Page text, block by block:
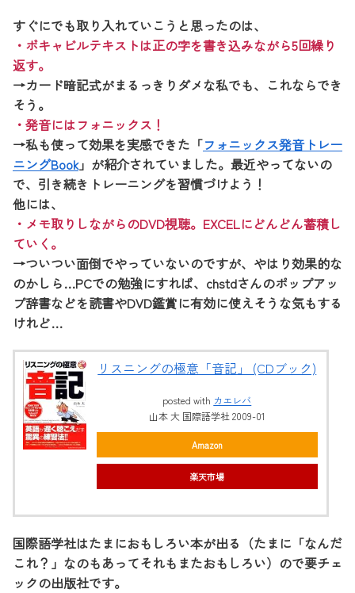
すぐにでも取り入れていこうと思ったのは、
・ボキャビルテキストは正の字を書き込みながら5回繰り
返す。
→カード暗記式がまるっきりダメな私でも、これならでき
そう。
・発音にはフォニックス！
→私も使って効果を実感できた「フォニックス発音トレー
ニングBook」が紹介されていました。最近やってないの
で、引き続きトレーニングを習慣づけよう！
他には、
・メモ取りしながらのDVD視聴。EXCELにどんどん蓄積し
ていく。
→ついつい面倒でやっていないのですが、やはり効果的な
のかしら…PCでの勉強にすれば、chstdさんのポップアッ
プ辞書などを読書やDVD鑑賞に有効に使えそうな気もする
けれど…
リスニングの極意「音記」 (CDブック)
posted with カエレバ
山本 大 国際語学社 2009-01
Amazon
楽天市場
国際語学社はたまにおもしろい本が出る（たまに「なんだ
これ？」なのもあってそれもまたおもしろい）ので要チェ
ックの出版社です。